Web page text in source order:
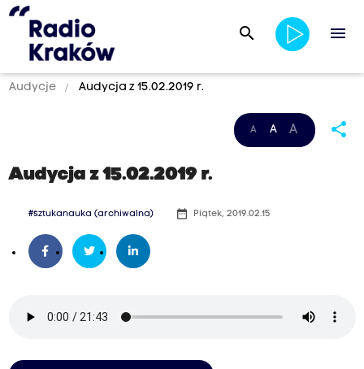
search menu
Audycje Audycja z 15.02.2019 r.
A A A share
Audycja z 15.02.2019 r.
#sztukanauka (archiwalna) date_range Piątek, 2019.02.15